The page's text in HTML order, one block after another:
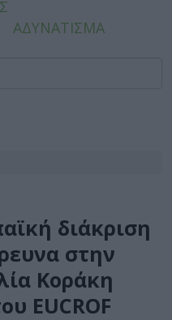
ΑΔΥΝΑΤΙΣΜΑ
διάκριση
στην
Κοράκη
EUCROF